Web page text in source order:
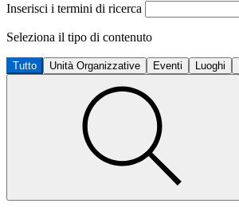
Inserisci i termini di ricerca
Seleziona il tipo di contenuto
Tutto Unità Organizzative Eventi Luoghi